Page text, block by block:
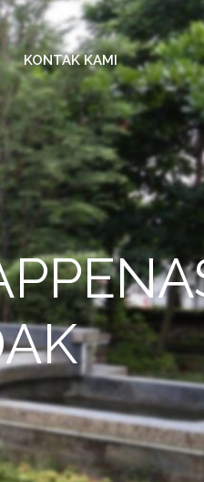
KONTAK KAMI